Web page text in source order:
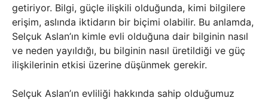
getiriyor. Bilgi, güçle ilişkili olduğunda, kimi bilgilere
erişim, aslında iktidarın bir biçimi olabilir. Bu anlamda,
Selçuk Aslan’ın kimle evli olduğuna dair bilginin nasıl
ve neden yayıldığı, bu bilginin nasıl üretildiği ve güç
ilişkilerinin etkisi üzerine düşünmek gerekir.
Selçuk Aslan’ın evliliği hakkında sahip olduğumuz